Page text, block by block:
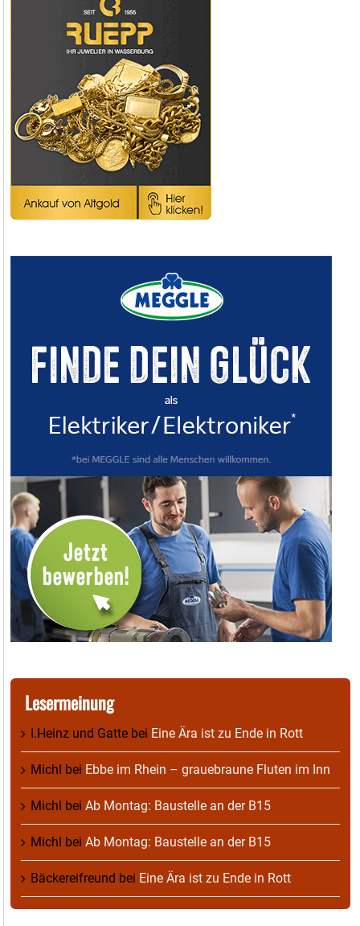
Lesermeinung
I.Heinz und Gatte bei Eine Ära ist zu Ende in Rott
Michl bei Ebbe im Rhein – grauebraune Fluten im Inn
Michl bei Ab Montag: Baustelle an der B15
Michl bei Ab Montag: Baustelle an der B15
Bäckereifreund bei Eine Ära ist zu Ende in Rott